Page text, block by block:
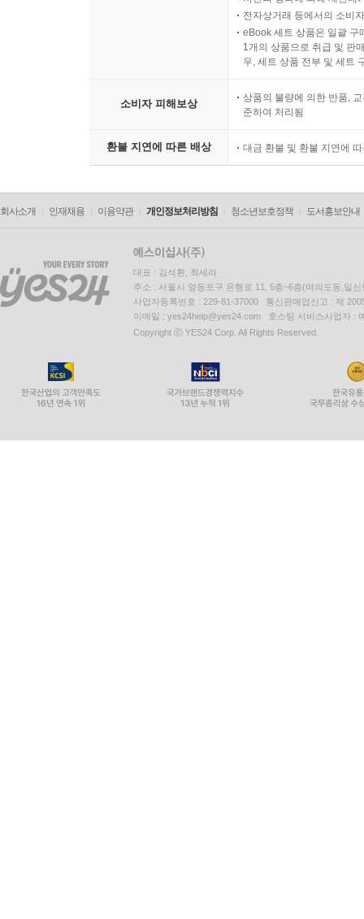
전자상거래 등에서의 소비
eBook 세트 상품은 일괄 구
1개의 상품으로 취급 및 판
우, 세트 상품 전부 및 세트
소비자 피해보상
상품의 불량에 의한 반품,
준하여 처리됨
환불 지연에 따른 배상 대금 환불 및 환불 지연에
회사소개 인재채용 이용약관 개인정보처리방침 청소년보호정책 도서홍보안내
대표 : 김석환, 최세라
주소 : 서울시 영등포구 은행로 11, 5층~6층(여의도동,일신
사업자등록번호 : 229-81-37000 통신판매업신고 : 제
이메일 : yes24help@yes24.com 호스팅 서비스사업자 :
Copyright ⓒ YES24 Corp. All Rights Reserved.